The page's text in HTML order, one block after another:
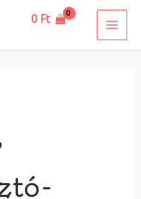
0 Ft